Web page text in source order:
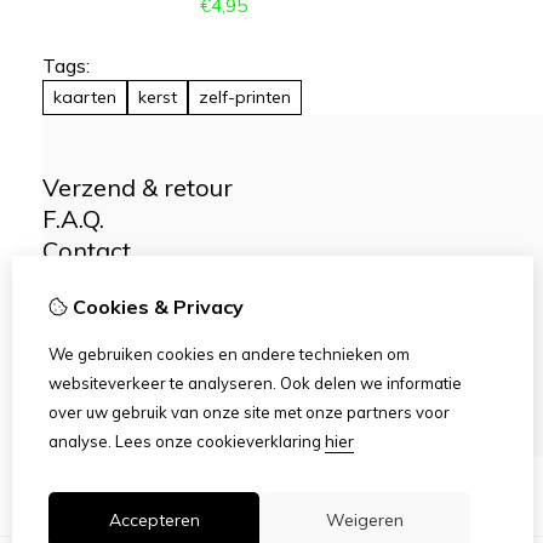
€4,95
Tags:
kaarten kerst zelf-printen
Verzend & retour
F.A.Q.
Contact
Voorwaarden
Kiekjes
Naaipatronen
Knutseltips
Wasvoorschriften
Cookies & Privacy
We gebruiken cookies en andere technieken om
websiteverkeer te analyseren. Ook delen we informatie
over uw gebruik van onze site met onze partners voor
analyse. Lees onze cookieverklaring hier
Accepteren Weigeren